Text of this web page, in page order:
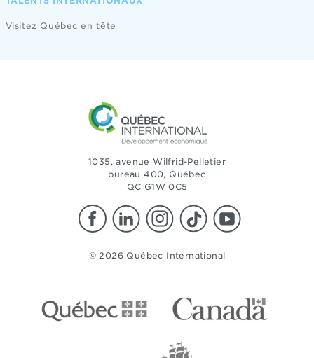
Visitez Québec en tête
1035, avenue Wilfrid-Pelletier
bureau 400, Québec
QC G1W 0C5
© 2026 Québec International